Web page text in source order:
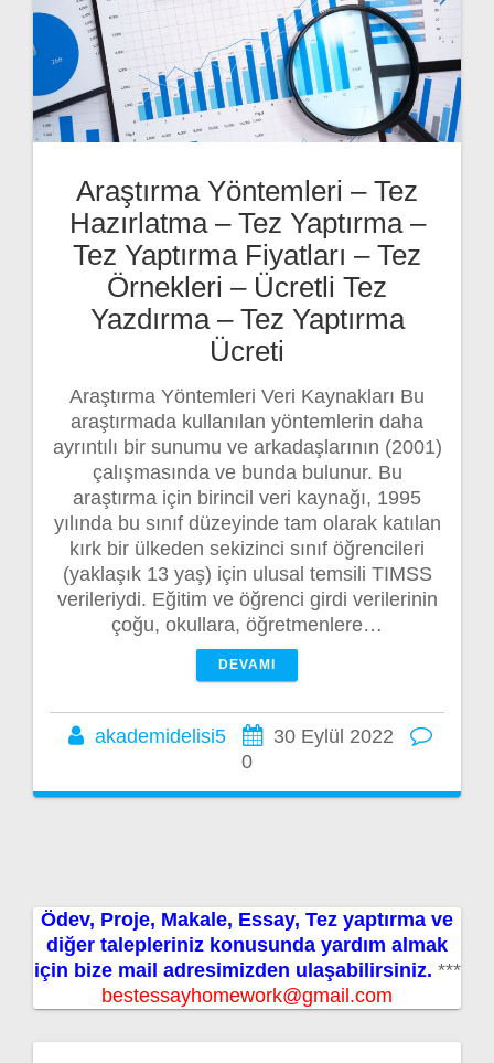
Araştırma Yöntemleri – Tez
Hazırlatma – Tez Yaptırma –
Tez Yaptırma Fiyatları – Tez
Örnekleri – Ücretli Tez
Yazdırma – Tez Yaptırma
Ücreti
Araştırma Yöntemleri Veri Kaynakları Bu
araştırmada kullanılan yöntemlerin daha
ayrıntılı bir sunumu ve arkadaşlarının (2001)
çalışmasında ve bunda bulunur. Bu
araştırma için birincil veri kaynağı, 1995
yılında bu sınıf düzeyinde tam olarak katılan
kırk bir ülkeden sekizinci sınıf öğrencileri
(yaklaşık 13 yaş) için ulusal temsili TIMSS
verileriydi. Eğitim ve öğrenci girdi verilerinin
çoğu, okullara, öğretmenlere…
DEVAMI
akademidelisi5
30 Eylül 2022
0
Ödev, Proje, Makale, Essay, Tez yaptırma ve
diğer talepleriniz konusunda yardım almak
için bize mail adresimizden ulaşabilirsiniz. ***
bestessayhomework@gmail.com